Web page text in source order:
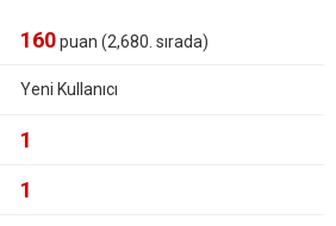
160puan (2,680 . sırada)
Yeni Kullanıcı
1
1